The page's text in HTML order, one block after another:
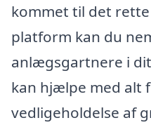
kommet til det
platform kan du
anlægsgartnere i
kan hjælpe med alt
vedligeholdelse af